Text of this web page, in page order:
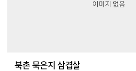
이미지 없음
북촌 묵은지 삼겹살